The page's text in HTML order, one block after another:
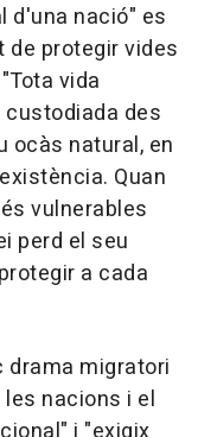
d'una nació" es
protegir vides
vida
custodiada des
ocàs natural, en
Quan
vulnerables
perd el seu
a cada
drama migratori
nacions i el